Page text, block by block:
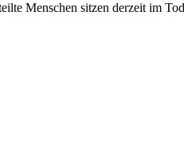
Menschen sitzen derzeit im